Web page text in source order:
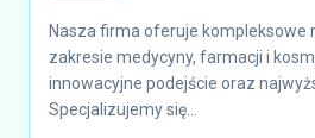
Nasza firma oferuje kompleksowe
zakresie medycyny, farmacji i
innowacyjne podejście oraz
Specjalizujemy się...